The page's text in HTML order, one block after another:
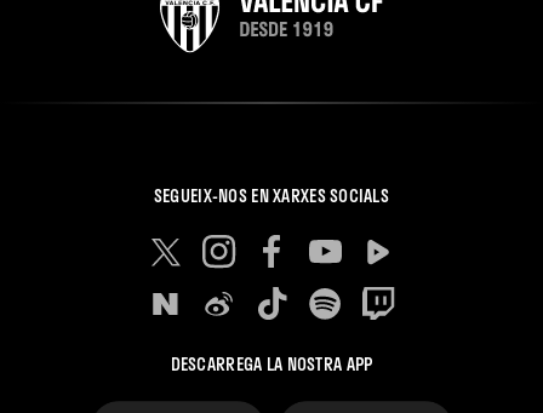
SEGUEIX-NOS EN XARXES SOCIALS
DESCARREGA LA NOSTRA APP